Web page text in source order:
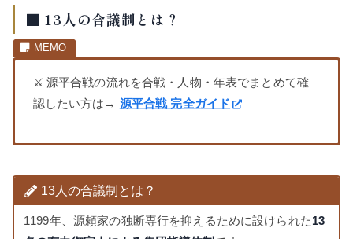
■ 13人の合議制とは？
⚔️ 源平合戦の流れを合戦・人物・年表でまとめて確
認したい方は→ 源平合戦 完全ガイド
13人の合議制とは？
1199年、源頼家の独断専行を抑えるために設けられた13